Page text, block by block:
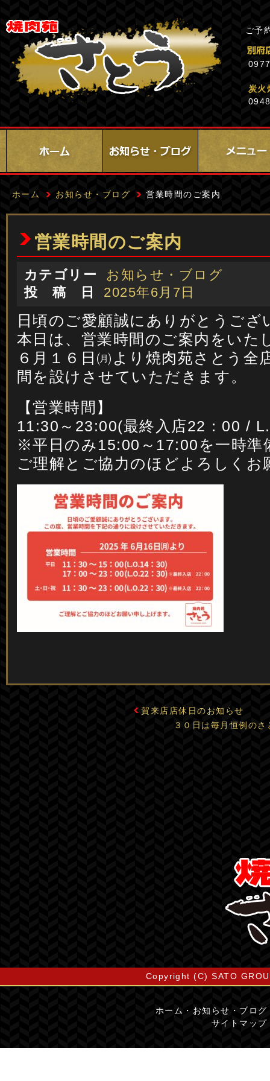
ご予
炭火
ホーム お知らせ・ブログ 営業時間のご案内
営業時間のご案内
カテゴリー
お知らせ・ブログ
投 稿 日
2025年6月7日
日頃のご愛顧誠にありがとうござ
本日は、営業時間のご案内をいた
６月１６日㈪より焼肉苑さとう全
間を設けさせていただきます。
【営業時間】
11:30～23:00(最終入店22：00 /
※平日のみ15:00～17:00を一時準
ご理解とご協力のほどよろしくお
賀来店店休日のお知らせ
３０日は毎月恒例の
Copyright (C) SATO
ホーム ・ お知らせ・ブログ
サイトマップ